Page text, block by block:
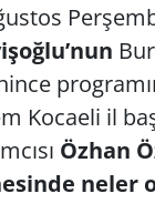
Kocaeli il
Özhan
neler